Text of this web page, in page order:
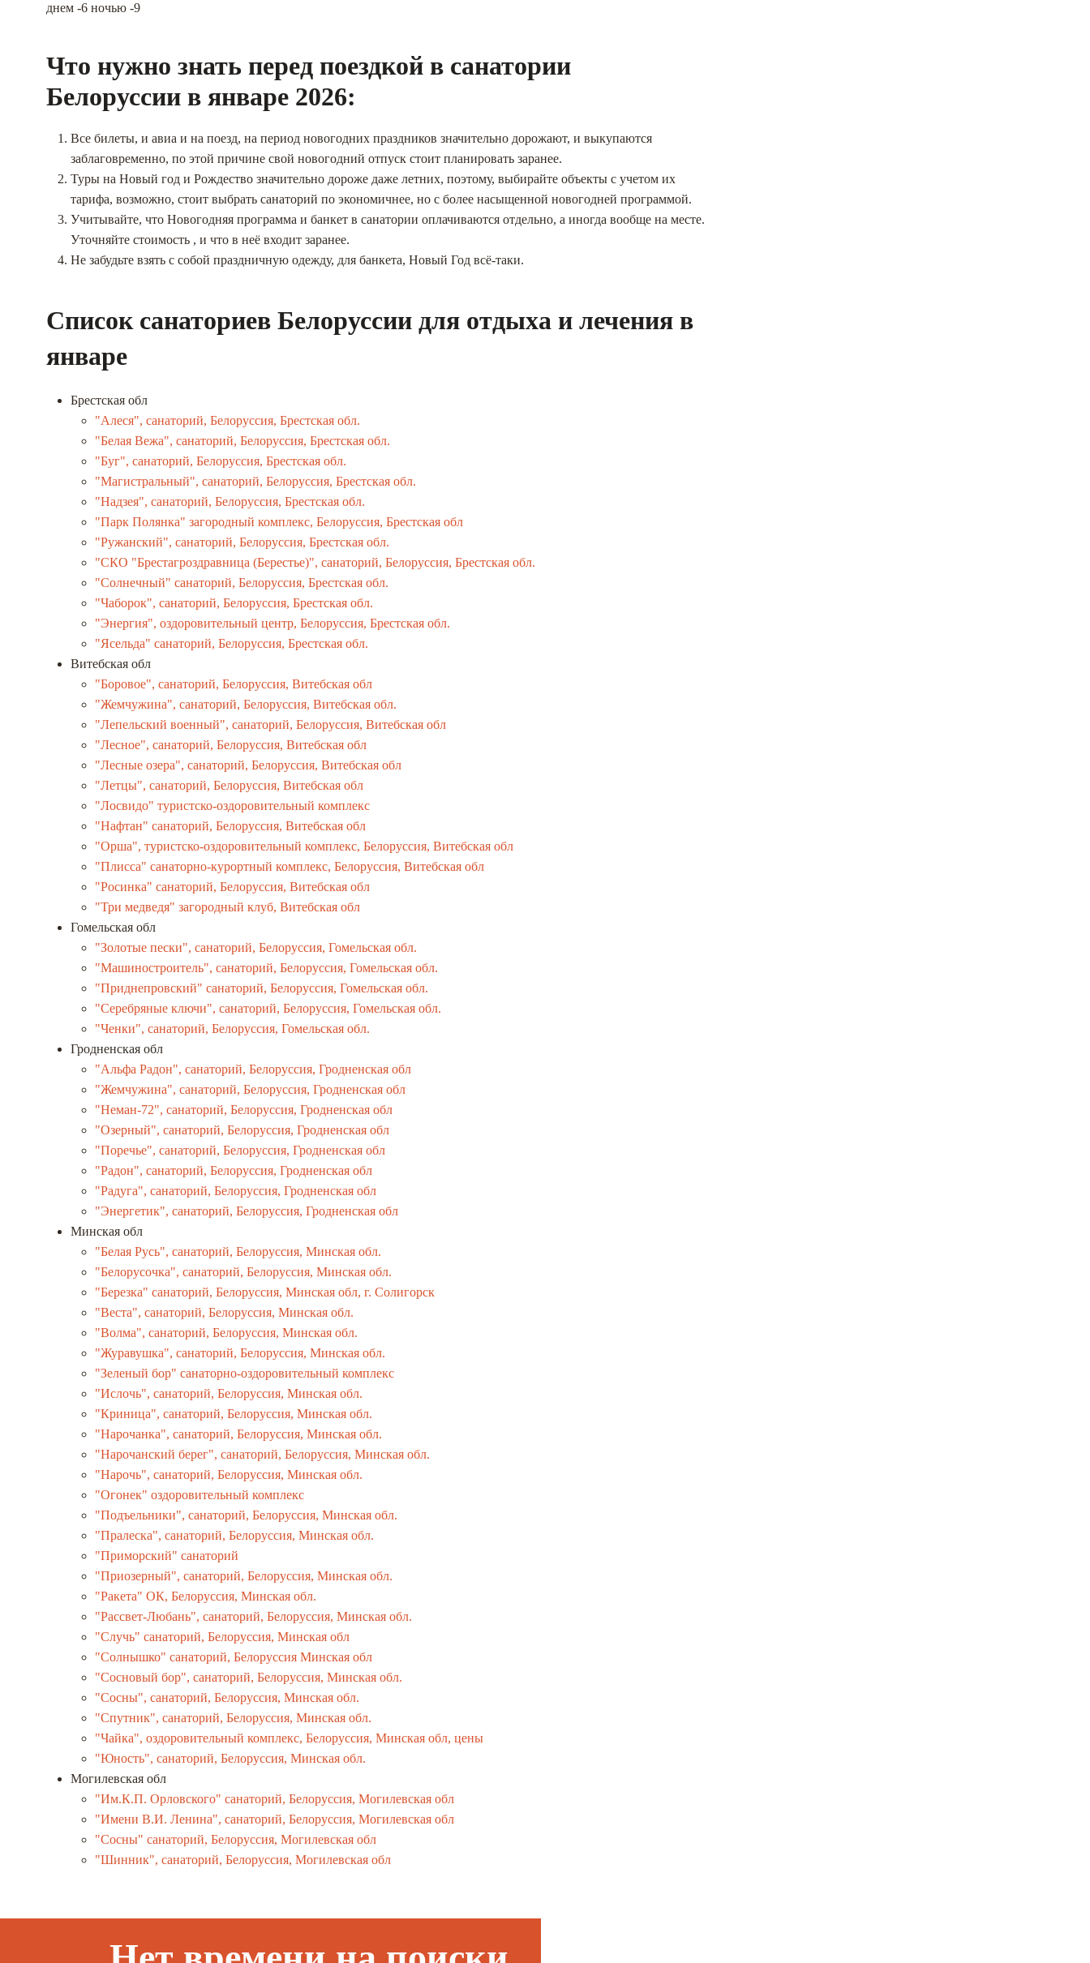
днем -6 ночью -9
Что нужно знать перед поездкой в санатории
Белоруссии в январе 2026:
Все билеты, и авиа и на поезд, на период новогодних праздников значительно дорожают, и выкупаются
заблаговременно, по этой причине свой новогодний отпуск стоит планировать заранее.
Туры на Новый год и Рождество значительно дороже даже летних, поэтому, выбирайте объекты с учетом их
тарифа, возможно, стоит выбрать санаторий по экономичнее, но с более насыщенной новогодней программой.
Учитывайте, что Новогодняя программа и банкет в санатории оплачиваются отдельно, а иногда вообще на месте.
Уточняйте стоимость , и что в неё входит заранее.
Не забудьте взять с собой праздничную одежду, для банкета, Новый Год всё-таки.
Список санаториев Белоруссии для отдыха и лечения в
январе
Брестская обл
"Алеся", санаторий, Белоруссия, Брестская обл.
"Белая Вежа", санаторий, Белоруссия, Брестская обл.
"Буг", санаторий, Белоруссия, Брестская обл.
"Магистральный", санаторий, Белоруссия, Брестская обл.
"Надзея", санаторий, Белоруссия, Брестская обл.
"Парк Полянка" загородный комплекс, Белоруссия, Брестская обл
"Ружанский", санаторий, Белоруссия, Брестская обл.
"СКО "Брестагроздравница (Берестье)", санаторий, Белоруссия, Брестская обл.
"Солнечный" санаторий, Белоруссия, Брестская обл.
"Чаборок", санаторий, Белоруссия, Брестская обл.
"Энергия", оздоровительный центр, Белоруссия, Брестская обл.
"Ясельда" санаторий, Белоруссия, Брестская обл.
Витебская обл
"Боровое", санаторий, Белоруссия, Витебская обл
"Жемчужина", санаторий, Белоруссия, Витебская обл.
"Лепельский военный", санаторий, Белоруссия, Витебская обл
"Лесное", санаторий, Белоруссия, Витебская обл
"Лесные озера", санаторий, Белоруссия, Витебская обл
"Летцы", санаторий, Белоруссия, Витебская обл
"Лосвидо" туристско-оздоровительный комплекс
"Нафтан" санаторий, Белоруссия, Витебская обл
"Орша", туристско-оздоровительный комплекс, Белоруссия, Витебская обл
"Плисса" санаторно-курортный комплекс, Белоруссия, Витебская обл
"Росинка" санаторий, Белоруссия, Витебская обл
"Три медведя" загородный клуб, Витебская обл
Гомельская обл
"Золотые пески", санаторий, Белоруссия, Гомельская обл.
"Машиностроитель", санаторий, Белоруссия, Гомельская обл.
"Приднепровский" санаторий, Белоруссия, Гомельская обл.
"Серебряные ключи", санаторий, Белоруссия, Гомельская обл.
"Ченки", санаторий, Белоруссия, Гомельская обл.
Гродненская обл
"Альфа Радон", санаторий, Белоруссия, Гродненская обл
"Жемчужина", санаторий, Белоруссия, Гродненская обл
"Неман-72", санаторий, Белоруссия, Гродненская обл
"Озерный", санаторий, Белоруссия, Гродненская обл
"Поречье", санаторий, Белоруссия, Гродненская обл
"Радон", санаторий, Белоруссия, Гродненская обл
"Радуга", санаторий, Белоруссия, Гродненская обл
"Энергетик", санаторий, Белоруссия, Гродненская обл
Минская обл
"Белая Русь", санаторий, Белоруссия, Минская обл.
"Белорусочка", санаторий, Белоруссия, Минская обл.
"Березка" санаторий, Белоруссия, Минская обл, г. Солигорск
"Веста", санаторий, Белоруссия, Минская обл.
"Волма", санаторий, Белоруссия, Минская обл.
"Журавушка", санаторий, Белоруссия, Минская обл.
"Зеленый бор" санаторно-оздоровительный комплекс
"Ислочь", санаторий, Белоруссия, Минская обл.
"Криница", санаторий, Белоруссия, Минская обл.
"Нарочанка", санаторий, Белоруссия, Минская обл.
"Нарочанский берег", санаторий, Белоруссия, Минская обл.
"Нарочь", санаторий, Белоруссия, Минская обл.
"Огонек" оздоровительный комплекс
"Подъельники", санаторий, Белоруссия, Минская обл.
"Пралеска", санаторий, Белоруссия, Минская обл.
"Приморский" санаторий
"Приозерный", санаторий, Белоруссия, Минская обл.
"Ракета" ОК, Белоруссия, Минская обл.
"Рассвет-Любань", санаторий, Белоруссия, Минская обл.
"Случь" санаторий, Белоруссия, Минская обл
"Солнышко" санаторий, Белоруссия Минская обл
"Сосновый бор", санаторий, Белоруссия, Минская обл.
"Сосны", санаторий, Белоруссия, Минская обл.
"Спутник", санаторий, Белоруссия, Минская обл.
"Чайка", оздоровительный комплекс, Белоруссия, Минская обл, цены
"Юность", санаторий, Белоруссия, Минская обл.
Могилевская обл
"Им.К.П. Орловского" санаторий, Белоруссия, Могилевская обл
"Имени В.И. Ленина", санаторий, Белоруссия, Могилевская обл
"Сосны" санаторий, Белоруссия, Могилевская обл
"Шинник", санаторий, Белоруссия, Могилевская обл